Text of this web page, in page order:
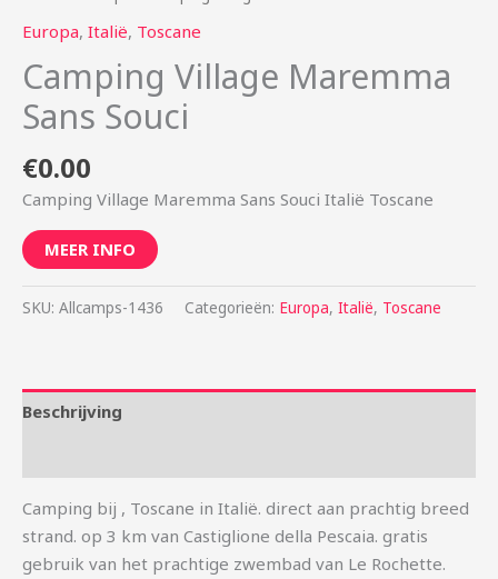
Europa, Italië, Toscane
Camping Village Maremma
Sans Souci
€0.00
Camping Village Maremma Sans Souci Italië Toscane
MEER INFO
SKU: Allcamps-1436 Categorieën: Europa, Italië, Toscane
Beschrijving
Camping bij , Toscane in Italië. direct aan prachtig breed
strand. op 3 km van Castiglione della Pescaia. gratis
gebruik van het prachtige zwembad van Le Rochette.